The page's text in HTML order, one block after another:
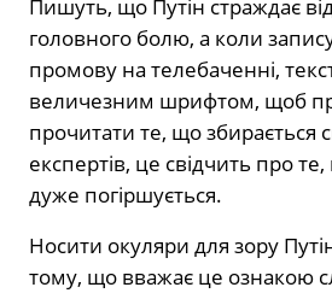
Пишуть, що Путін страждає
головного болю, а коли
промову на телебаченні,
величезним шрифтом, щоб
прочитати те, що збирається
експертів, це свідчить про те,
дуже погіршується.
Носити окуляри для зору
тому, що вважає це ознакою